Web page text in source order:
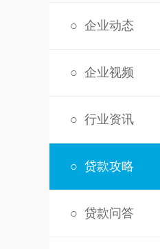
○ 企业动态
○ 企业视频
○ 行业资讯
○ 贷款攻略
○ 贷款问答